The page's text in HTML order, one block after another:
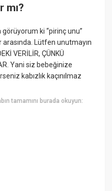
mı?
görüyorum ki “pirinç unu”
arasında. Lütfen unutmayın
VERİLİR, ÇÜNKÜ
Yani siz bebeğinize
kabızlık kaçınılmaz
tamamını burada okuyun: